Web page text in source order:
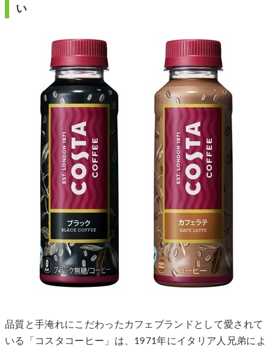
い
品質と手淹れにこだわったカフェブランドとして愛されて
いる「コスタコーヒー」は、1971年にイタリア人兄弟によ